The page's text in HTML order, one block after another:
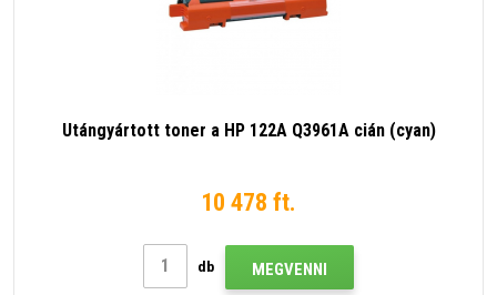
Utángyártott toner a HP 122A Q3961A cián (cyan)
10 478 ft.
db MEGVENNI